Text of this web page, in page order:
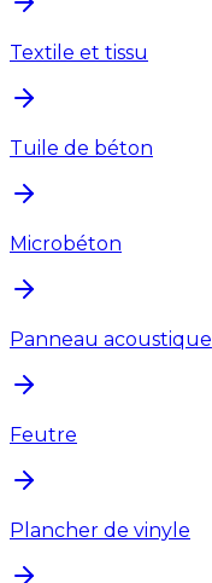
Textile et tissu
Tuile de béton
Microbéton
Panneau acoustique
Feutre
Plancher de vinyle